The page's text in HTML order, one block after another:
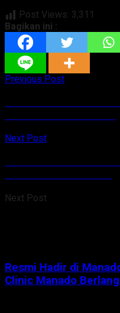
Post Views: 3,311
Bagikan ini :
Previous Post
Next Post
Next Post
Resmi Hadir di
Clinic Manado